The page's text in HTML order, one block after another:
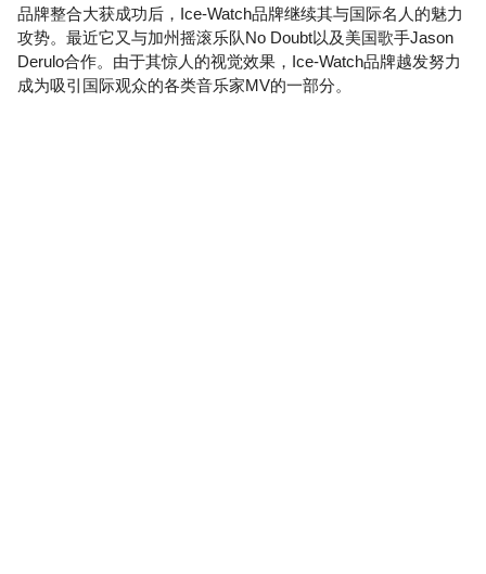
品牌整合大获成功后，Ice-Watch品牌继续其与国际名人的魅力
攻势。最近它又与加州摇滚乐队No Doubt以及美国歌手Jason
Derulo合作。由于其惊人的视觉效果，Ice-Watch品牌越发努力
成为吸引国际观众的各类音乐家MV的一部分。